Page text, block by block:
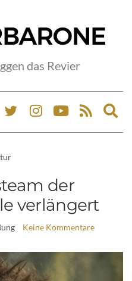
das Revier
der
verlängert
Keine Kommentare